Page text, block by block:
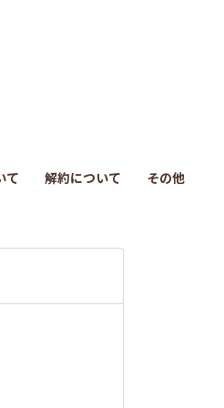
て 解約について その他